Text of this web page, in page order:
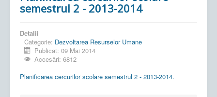
semestrul 2 - 2013-2014
Detalii
Categorie: Dezvoltarea Resurselor Umane
Publicat: 09 Mai 2014
Accesări: 6812
Planificarea cercurilor scolare semestrul 2 - 2013-2014.